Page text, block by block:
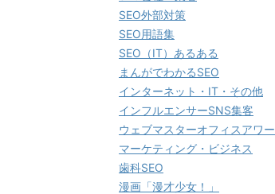
SEO外部対策
SEO用語集
SEO（IT）あるある
まんがでわかるSEO
インターネット・IT・その他
インフルエンサーSNS集客
ウェブマスターオフィスアワー
マーケティング・ビジネス
歯科SEO
漫画「漫才少女！」